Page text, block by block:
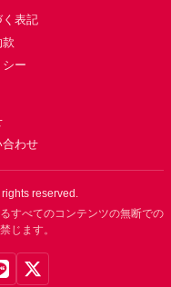
く表記
ー
合わせ
reserved.
すべてのコンテンツの無断での
じます。
X